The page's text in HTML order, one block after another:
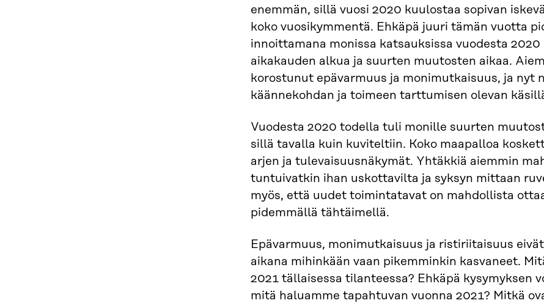
enemmän, sillä vuosi 2020 kuulostaa sopivan
koko vuosikymmentä. Ehkäpä juuri tämän vuotta
innoittamana monissa katsauksissa vuodesta
aikakauden alkua ja suurten muutosten aikaa.
korostunut epävarmuus ja monimutkaisuus, ja nyt
käännekohdan ja toimeen tarttumisen olevan
Vuodesta 2020 todella tuli monille suurten
sillä tavalla kuin kuviteltiin. Koko maapalloa
arjen ja tulevaisuusnäkymät. Yhtäkkiä aiemmin
tuntuivatkin ihan uskottavilta ja syksyn mittaan
myös, että uudet toimintatavat on mahdollista
pidemmällä tähtäimellä.
Epävarmuus, monimutkaisuus ja ristiriitaisuus
aikana mihinkään vaan pikemminkin kasvaneet.
2021 tällaisessa tilanteessa? Ehkäpä kysymyksen
mitä haluamme tapahtuvan vuonna 2021? Mitkä